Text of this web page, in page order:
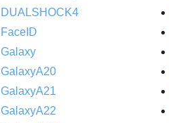
DUALSHOCK4
FaceID
Galaxy
GalaxyA20
GalaxyA21
GalaxyA22